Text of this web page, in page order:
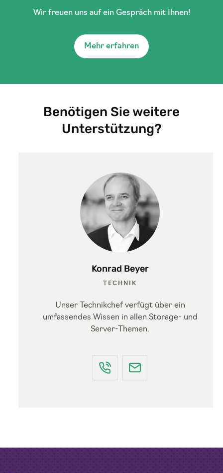
Wir freuen uns auf ein Gespräch mit Ihnen!
Mehr erfahren
Benötigen Sie weitere
Unterstützung?
Konrad Beyer
TECHNIK
Unser Technikchef verfügt über ein
umfassendes Wissen in allen Storage- und
Server-Themen.